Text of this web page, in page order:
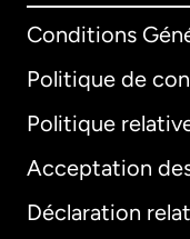
Conditions
Politique de
Politique
Acceptation
Déclaration